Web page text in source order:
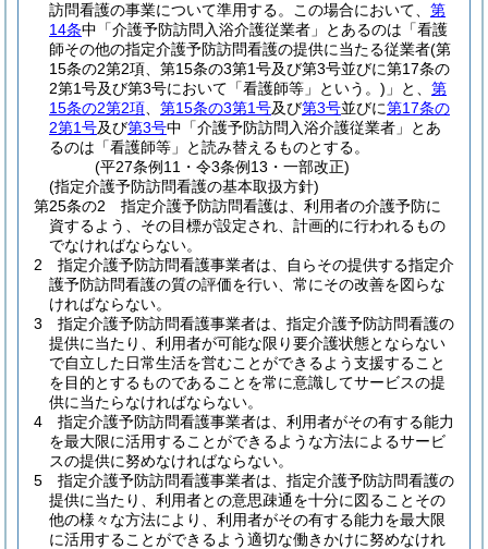
訪問看護の事業について準用する。
この場合において、 第
14条中「介護予防訪問入浴介護従業者」とあるのは「看護
師その他の指定介護予防訪問看護の提供に当たる従業者(第
15条の2第2項、第15条の3第1号及び第3号並びに第17条の
2第1号及び第3号において「看護師等」という。) 」と、 第
15条の2第2項
第15条の3第1号及び第3号並びに第17条の
2第1号及び第3号中「介護予防訪問入浴介護従業者」とあ
るのは「看護師等」と読み替えるものとする。
(平27条例11・令3条例13・一部改正)
(指定介護予防訪問看護の基本取扱方針)
第25条の2
指定介護予防訪問看護は、利用者の介護予防に
資するよう、その目標が設定され、計画的に行われるもの
でなければならない。
2
指定介護予防訪問看護事業者は、自らその提供する指定介
護予防訪問看護の質の評価を行い、常にその改善を図らな
ければならない。
3
指定介護予防訪問看護事業者は、指定介護予防訪問看護の
提供に当たり、利用者が可能な限り要介護状態とならない
で自立した日常生活を営むことができるよう支援すること
を目的とするものであることを常に意識してサービスの提
供に当たらなければならない。
4
指定介護予防訪問看護事業者は、利用者がその有する能力
を最大限に活用することができるような方法によるサービ
スの提供に努めなければならない。
5
指定介護予防訪問看護事業者は、指定介護予防訪問看護の
提供に当たり、利用者との意思疎通を十分に図ることその
他の様々な方法により、利用者がその有する能力を最大限
に活用することができるよう適切な働きかけに努めなけれ